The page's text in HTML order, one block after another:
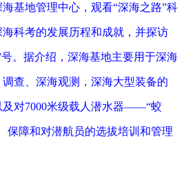
基地管理中心，观看“深海之路”科
科考的发展历程和成就，并探访
。据介绍，深海基地主要用于深海
查、深海观测，深海大型装备的
及对7000米级载人潜水器——“蛟
保障和对潜航员的选拔培训和管理